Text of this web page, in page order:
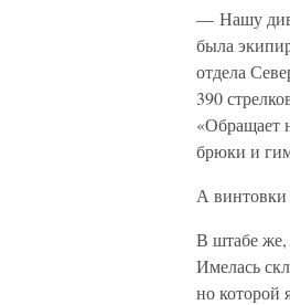
— Нашу
была
отдела
390
«Обращает
брюки и
А винтовки
В штабе же,
Имелась
но которой